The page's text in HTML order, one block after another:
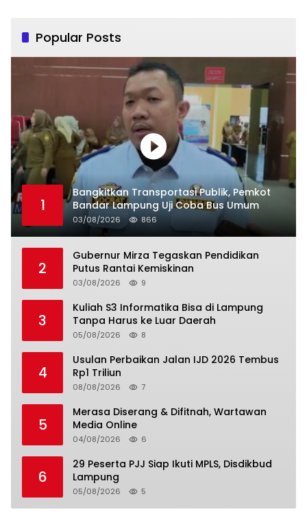
Popular Posts
1
Bangkitkan Transportasi Publik, Pemkot
Bandar Lampung Uji Coba Bus Umum
03/08/2026 866
2
Gubernur Mirza Tegaskan Pendidikan
Putus Rantai Kemiskinan
03/08/2026 9
3
Kuliah S3 Informatika Bisa di Lampung
Tanpa Harus ke Luar Daerah
05/08/2026 8
4
Usulan Perbaikan Jalan IJD 2026 Tembus
Rp1 Triliun
08/08/2026 7
5
Merasa Diserang & Difitnah, Wartawan
Media Online
04/08/2026 6
6
29 Peserta PJJ Siap Ikuti MPLS, Disdikbud
Lampung
05/08/2026 5